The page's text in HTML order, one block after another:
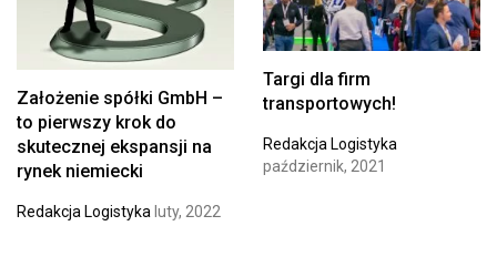
Założenie spółki GmbH –
to pierwszy krok do
skutecznej ekspansji na
rynek niemiecki
Redakcja Logistyka luty, 2022
Targi dla firm
transportowych!
Redakcja Logistyka
październik, 2021